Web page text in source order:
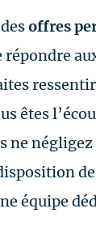
offres
répondre
êtes
ne
équipe